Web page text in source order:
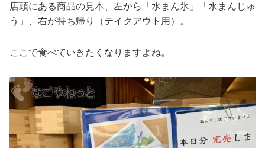
店頭にある商品の見本、左から「水まん氷」「水まんじゅ
う」、右が持ち帰り（テイクアウト用）。
ここで食べていきたくなりますよね。